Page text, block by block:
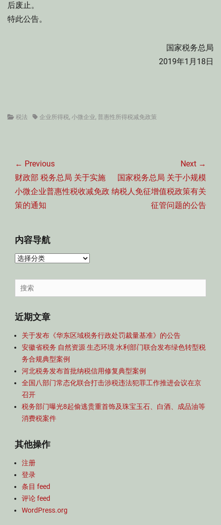
后废止。
特此公告。
国家税务总局
2019年1月18日
Categories
税法 Tags企业所得税, 小微企业, 普惠性所得税减免政策
章
导
航
← Previous
Previous
post:
财政部 税务总局 关于实施
小微企业普惠性税收减免政
策的通知
Next →
Next
post:
国家税务总局 关于小规模
纳税人免征增值税政策有关
征管问题的公告
内容导航
内
导
航
Search
for:
近期文章
关于发布《华东区域税务行政处罚裁量基准》的公告
安徽省税务 自然资源 生态环境 水利部门联合发布绿色转型税
务合规典型案例
河北税务发布首批纳税信用修复典型案例
全国八部门常态化联合打击涉税违法犯罪工作推进会议在京
召开
税务部门曝光8起偷逃贵重首饰及珠宝玉石、白酒、成品油等
消费税案件
其他操作
注册
登录
条目 feed
评论 feed
WordPress.org